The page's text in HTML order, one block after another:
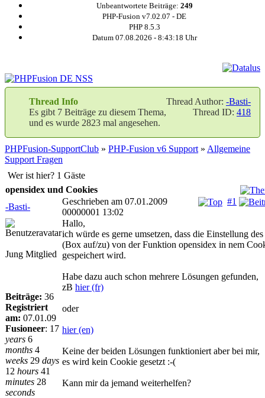
Unbeantwortete Beiträge: 249
PHP-Fusion v7.02.07 - DE
PHP 8.5.3
Datum 07.08.2026 - 8:43:18 Uhr
Thread Author: -Basti-
Thread ID: 418
Thread Info
Es gibt 7 Beiträge zu diesem Thema,
und es wurde 2823 mal angesehen.
PHPFusion-SupportClub » PHP-Fusion v6 Support » Allgemeine
Support Fragen
Wer ist hier? 1 Gäste
opensidex und Cookies
-Basti-
#1
Geschrieben am 07.01.2009
00000001 13:02
Jung Mitglied
Beiträge: 36
Registriert
am: 07.01.09
Fusioneer: 17
years 6
months 4
weeks 29 days
12 hours 41
minutes 28
seconds
Hallo,
ich würde es gerne umsetzen, dass die Einstellung
(Box auf/zu) von der Funktion opensidex in nem
gespeichert wird.
Habe dazu auch schon mehrere Lösungen gefunden,
zB hier (fr)
oder
hier (en)
Keine der beiden Lösungen funktioniert aber bei mir,
es wird kein Cookie gesetzt :-(
Kann mir da jemand weiterhelfen?